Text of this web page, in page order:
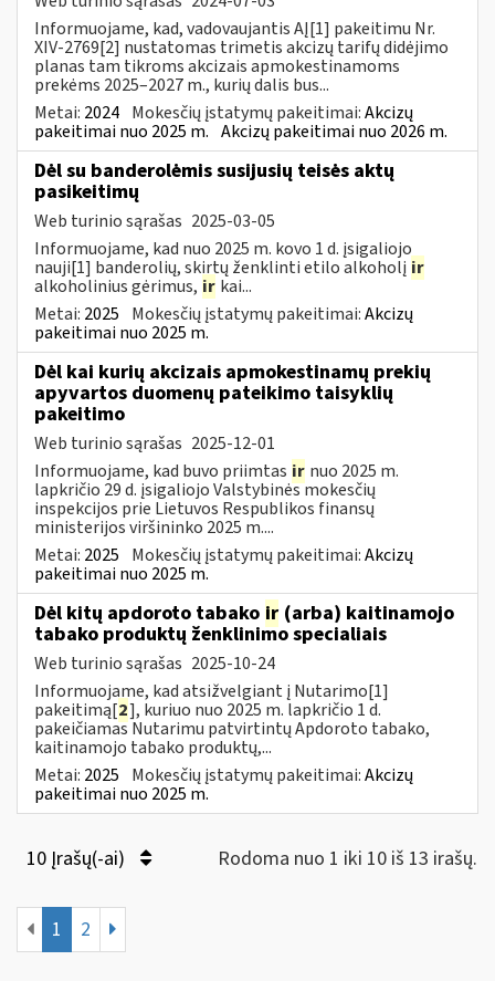
Informuojame, kad, vadovaujantis AĮ[1] pakeitimu Nr.
XIV-2769[2] nustatomas trimetis akcizų tarifų didėjimo
planas tam tikroms akcizais apmokestinamoms
prekėms 2025–2027 m., kurių dalis bus...
Metai: 2024 Mokesčių įstatymų pakeitimai:Akcizų
pakeitimai nuo 2025 m. Akcizų pakeitimai nuo 2026 m.
Dėl su banderolėmis susijusių teisės aktų
pasikeitimų
Web turinio sąrašas 2025-03-05
Informuojame, kad nuo 2025 m. kovo 1 d. įsigaliojo
nauji[1] banderolių, skirtų ženklinti etilo alkoholį ir
alkoholinius gėrimus, ir kai...
Metai: 2025 Mokesčių įstatymų pakeitimai:Akcizų
pakeitimai nuo 2025 m.
Dėl kai kurių akcizais apmokestinamų prekių
apyvartos duomenų pateikimo taisyklių
pakeitimo
Web turinio sąrašas 2025-12-01
Informuojame, kad buvo priimtas ir nuo 2025 m.
lapkričio 29 d. įsigaliojo Valstybinės mokesčių
inspekcijos prie Lietuvos Respublikos finansų
ministerijos viršininko 2025 m....
Metai: 2025 Mokesčių įstatymų pakeitimai:Akcizų
pakeitimai nuo 2025 m.
Dėl kitų apdoroto tabako ir (arba) kaitinamojo
tabako produktų ženklinimo specialiais
Web turinio sąrašas 2025-10-24
Informuojame, kad atsižvelgiant į Nutarimo[1]
pakeitimą[2], kuriuo nuo 2025 m. lapkričio 1 d.
pakeičiamas Nutarimu patvirtintų Apdoroto tabako,
kaitinamojo tabako produktų,...
Metai: 2025 Mokesčių įstatymų pakeitimai:Akcizų
pakeitimai nuo 2025 m.
10 Įrašų(-ai) Rodoma nuo 1 iki 10 iš 13 irašų.
1 2